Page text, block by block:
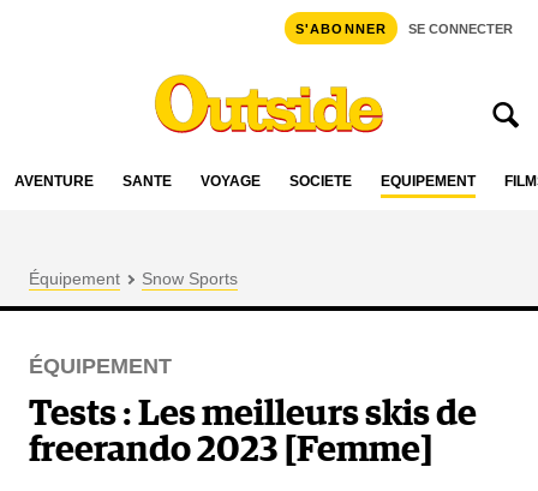
S'ABONNER SE CONNECTER
AVENTURE SANTÉ VOYAGE SOCIÉTÉ ÉQUIPEMENT
Équipement Snow Sports
ÉQUIPEMENT
Tests : Les meilleurs skis de
freerando 2023 [Femme]